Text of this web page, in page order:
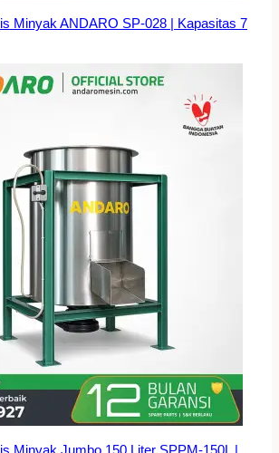
Minyak ANDARO SP-028 | Kapasitas 7